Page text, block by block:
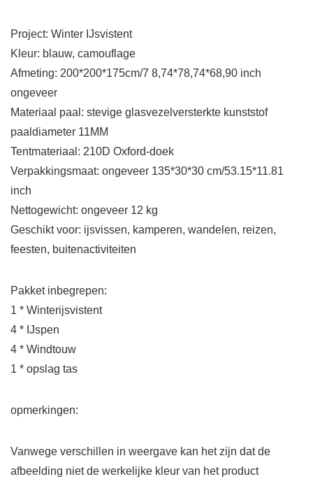
Project: Winter IJsvistent
Kleur: blauw, camouflage
Afmeting: 200*200*175cm/7 8,74*78,74*68,90 inch
ongeveer
Materiaal paal: stevige glasvezelversterkte kunststof
paaldiameter 11MM
Tentmateriaal: 210D Oxford-doek
Verpakkingsmaat: ongeveer 135*30*30 cm/53.15*11.81
inch
Nettogewicht: ongeveer 12 kg
Geschikt voor: ijsvissen, kamperen, wandelen, reizen,
feesten, buitenactiviteiten
Pakket inbegrepen:
1 * Winterijsvistent
4 * IJspen
4 * Windtouw
1 * opslag tas
opmerkingen:
Vanwege verschillen in weergave kan het zijn dat de
afbeelding niet de werkelijke kleur van het product